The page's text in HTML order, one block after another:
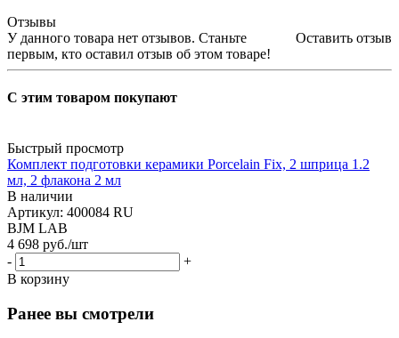
Отзывы
Оставить отзыв
У данного товара нет отзывов. Станьте
первым, кто оставил отзыв об этом товаре!
С этим товаром покупают
Быстрый просмотр
Комплект подготовки керамики Porcelain Fix, 2 шприца 1.2
мл, 2 флакона 2 мл
В наличии
Артикул: 400084 RU
BJM LAB
4 698 руб./шт
-
+
В корзину
Ранее вы смотрели